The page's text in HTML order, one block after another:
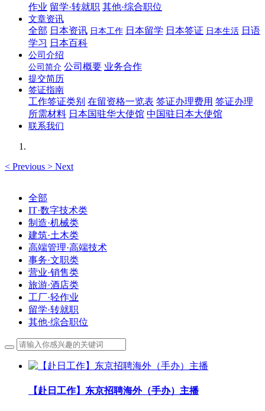
作业 留学·转就职 其他·综合职位
文章资讯
全部 日本资讯 日本工作 日本留学 日本签证 日本生活 日语
学习 日本百科
公司介绍
公司简介 公司概要 业务合作
提交简历
签证指南
工作签证类别 在留资格一览表 签证办理费用 签证办理
所需材料 日本国驻华大使馆 中国驻日本大使馆
联系我们
< Previous > Next
全部
IT·数字技术类
制造·机械类
建筑·土木类
高端管理·高端技术
事务·文职类
营业·销售类
旅游·酒店类
工厂·轻作业
留学·转就职
其他·综合职位
【赴日工作】东京招聘海外（手办）主播